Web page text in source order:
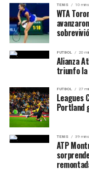
derechos humanos.
condiciones podría
declaró Kenneth
Por otro lado,Rusia
gobierno sirio,
hacia la estabilidad en
¿Qué cambia
El levantamiento de
inversiones
relaciones
TENIS 10
WTA
FUTBOL 20
Alianza
triunfo la
FUTBOL 27
Leagues
Portland
TENIS 39 mins
ATP